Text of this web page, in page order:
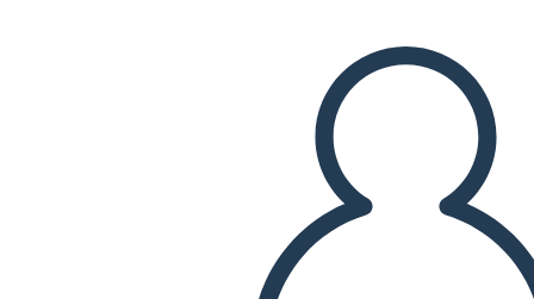
LUUA STORYBOARD
ESITA SLAIDIESITLUST
LOE MULLE